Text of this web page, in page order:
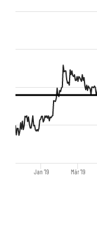
Jan '19 Mär '19